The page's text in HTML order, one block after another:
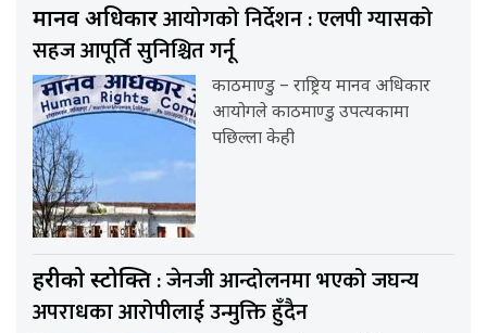
मानव अधिकारआयोगको निर्देशन : एलपी ग्यासको
सहज आपूर्ति सुनिश्चित गर्नू
काठमाण्डु – राष्ट्रिय मानव अधिकार
आयोगले काठमाण्डु उपत्यकामा
पछिल्ला केही
प्रहरीको प्रस्टोक्ति : जेनजी आन्दोलनमा भएको जघन्य
अपराधका आरोपीलाई उन्मुक्ति हुँदैन